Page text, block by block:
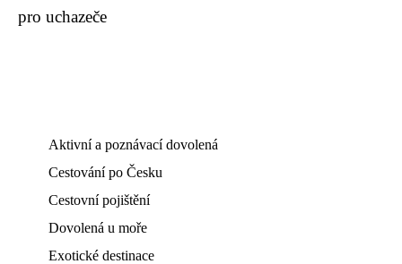
pro uchazeče
Aktivní a poznávací dovolená
Cestování po Česku
Cestovní pojištění
Dovolená u moře
Exotické destinace